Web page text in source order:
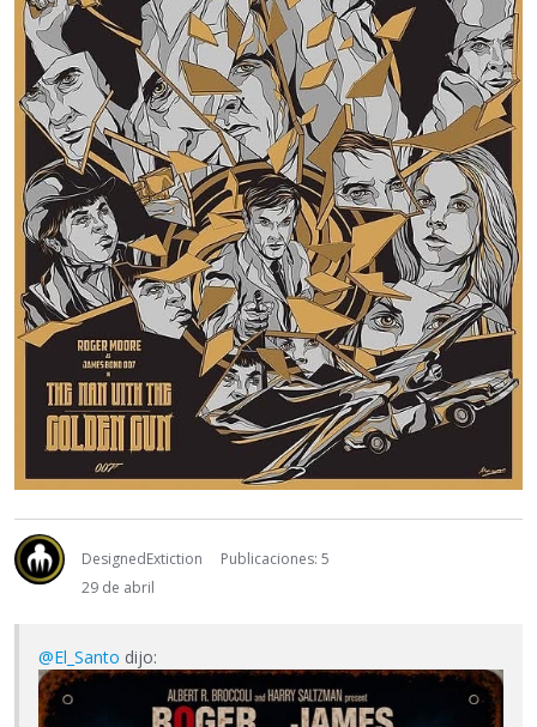
DesignedExtiction
Publicaciones: 5
29 de abril
@El_Santo dijo: